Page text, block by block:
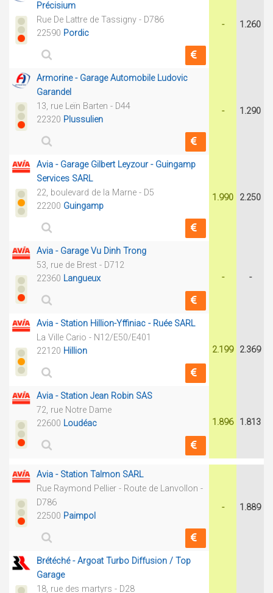
Précisium
Rue De Lattre de Tassigny - D786
22590 Pordic
- 1.260
Armorine - Garage Automobile Ludovic
Garandel
13, rue Leïn Barten - D44
22320 Plussulien
- 1.290
Avia - Garage Gilbert Leyzour - Guingamp
Services SARL
22, boulevard de la Marne - D5
22200 Guingamp
1.990 2.250
Avia - Garage Vu Dinh Trong
53, rue de Brest - D712
22360 Langueux - -
Avia - Station Hillion-Yffiniac - Ruée SARL
La Ville Cario - N12/E50/E401
22120 Hillion 2.199 2.369
Avia - Station Jean Robin SAS
72, rue Notre Dame
22600 Loudéac 1.896 1.813
Avia - Station Talmon SARL
Rue Raymond Pellier - Route de Lanvollon -
D786
22500 Paimpol
- 1.889
Brétéché - Argoat Turbo Diffusion / Top
Garage
18, rue des martyrs - D28